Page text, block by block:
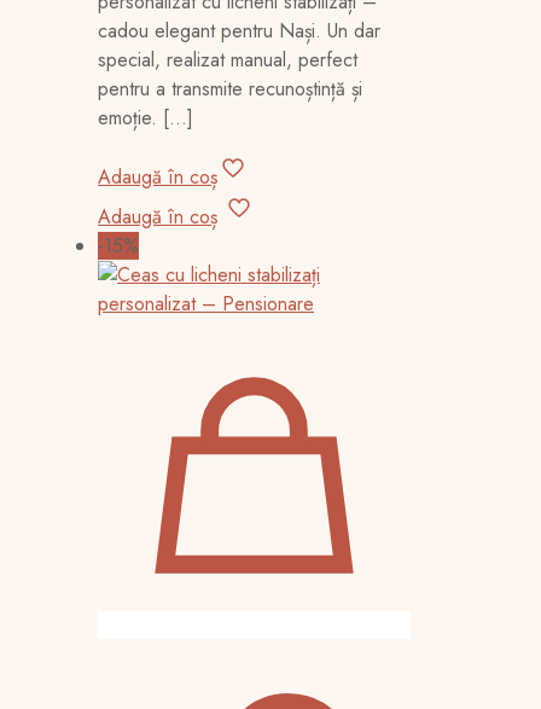
fost:
340,00 lei.
290,00 lei.
cadou elegant pentru Nași. Un dar
special, realizat manual, perfect
pentru a transmite recunoștință și
emoție. […]
Adaugă în coș
Adaugă în coș
-15%